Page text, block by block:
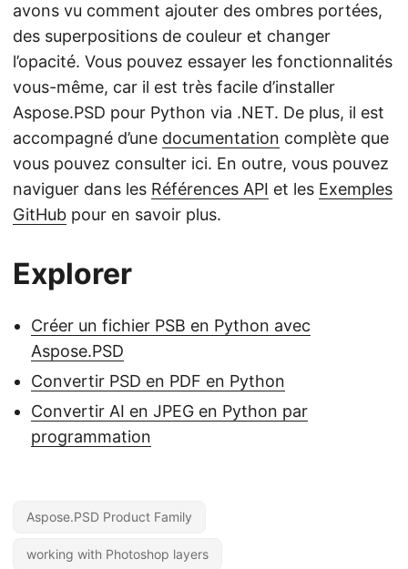
avons vu comment ajouter des ombres portées,
des superpositions de couleur et changer
l’opacité. Vous pouvez essayer les fonctionnalités
vous-même, car il est très facile d’installer
Aspose.PSD pour Python via .NET. De plus, il est
accompagné d’une documentation complète que
vous pouvez consulter ici. En outre, vous pouvez
naviguer dans les Références API et les Exemples
GitHub pour en savoir plus.
Explorer
Créer un fichier PSB en Python avec
Aspose.PSD
Convertir PSD en PDF en Python
Convertir AI en JPEG en Python par
programmation
Aspose.PSD Product Family
working with Photoshop layers